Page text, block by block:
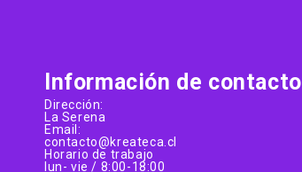
Información de contacto
Dirección:
La Serena
Email:
contacto@kreateca.cl
Horario de trabajo
lun- vie / 8:00-18:00